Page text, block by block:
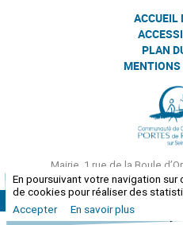
En poursuivant votre navigation
de cookies pour réaliser des
Accepter
En savoir plus
ACCUEIL
PLAN
MENTIONS
Mairie, 1 rue de la Boule
Tél. : 03 25 39 43 80 -
© 2016 VILLE DE ROMILLY-
-->